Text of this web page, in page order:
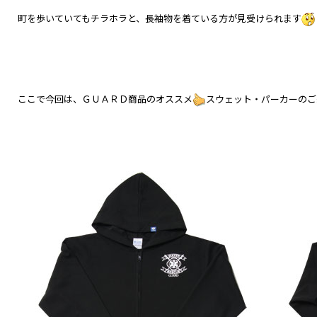
町を歩いていてもチラホラと、長袖物を着ている方が見受けられます
ここで今回は、ＧＵＡＲＤ商品のオススメ スウェット・パーカーの